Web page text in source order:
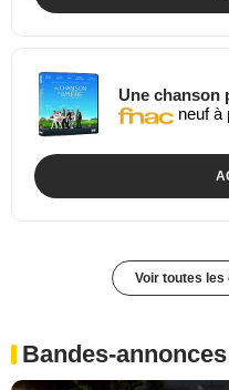
Une chanson
neuf à
Voir toutes les
Bandes-annonces